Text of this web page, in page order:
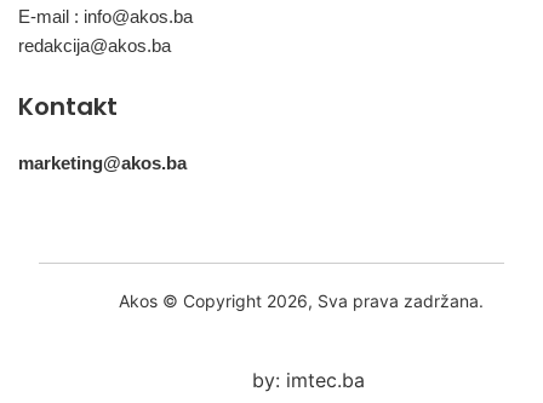
E-mail : info@akos.ba
redakcija@akos.ba
Kontakt
marketing@akos.ba
Akos © Copyright 2026, Sva prava zadržana.
by: imtec.ba